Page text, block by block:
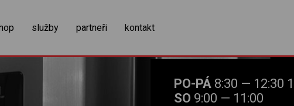
služby partneři kontakt
zobrazit obsah košíku
PO-PÁ 8:30 — 12:30
SO 9:00 — 11:00